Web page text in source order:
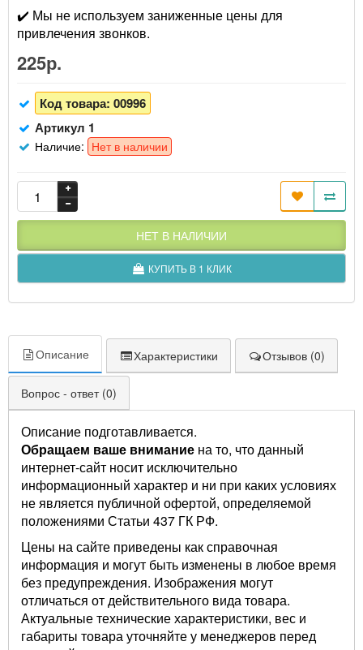
✔️ Мы не используем заниженные цены для
привлечения звонков.
225р.
Код товара: 00996
Артикул 1
Наличие: Нет в наличии
НЕТ В НАЛИЧИИ
КУПИТЬ В 1 КЛИК
Описание Характеристики Отзывов (0)
Вопрос - ответ (0)
Описание подготавливается.
Обращаем ваше внимание на то, что данный
интернет-сайт носит исключительно
информационный характер и ни при каких условиях
не является публичной офертой, определяемой
положениями Статьи 437 ГК РФ.
Цены на сайте приведены как справочная
информация и могут быть изменены в любое время
без предупреждения. Изображения могут
отличаться от действительного вида товара.
Актуальные технические характеристики, вес и
габариты товара уточняйте у менеджеров перед